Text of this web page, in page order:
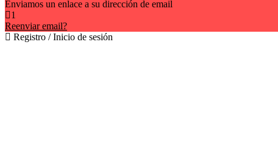
Enviamos un enlace a su dirección de email
1
Reenviar email?
Registro / Inicio de sesión